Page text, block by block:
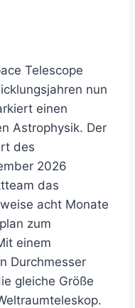
Telescope
nun
einen
Astrophysik. Der
des
2026
das
acht Monate
zum
einem
Durchmesser
gleiche Größe